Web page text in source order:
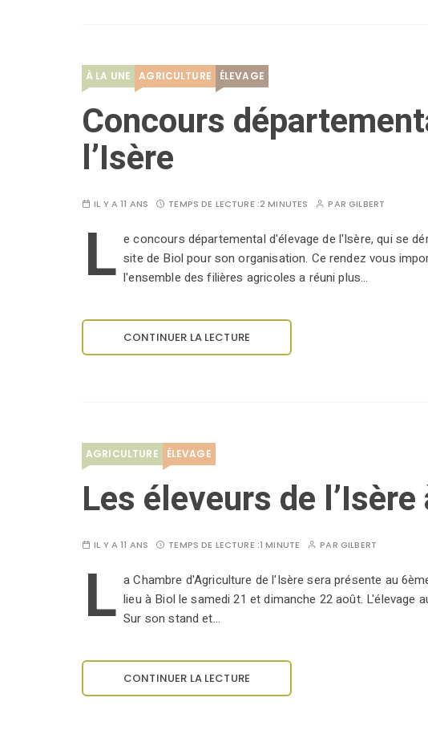
À LA UNE AGRICULTURE ÉLEVAGE
Concours
l’Isère
IL Y A 11 ANS TEMPS DE LECTURE :2 MINUTES PARGILBERT
L e concours départemental d'élevage de l'Isère, qui se
site de Biol pour son organisation. Ce rendez vous
l'ensemble des filières agricoles a réuni plus…
CONTINUER LA LECTURE
AGRICULTURE ÉLEVAGE
Les éleveurs de l’Isère
IL Y A 11 ANS TEMPS DE LECTURE :1 MINUTE PAR GILBERT
L a Chambre d'Agriculture de l'Isère sera présente au
lieu à Biol le samedi 21 et dimanche 22 août. L'élevage
Sur son stand et…
CONTINUER LA LECTURE